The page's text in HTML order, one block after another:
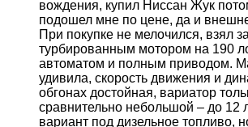
вождения, купил Ниссан Жук
подошел мне по цене, да и
При покупке не мелочился, взял
турбированным мотором на 190
автоматом и полным приводом.
удивила, скорость движения и
обгонах достойная, вариатор
сравнительно небольшой – до 12
вариант под дизельное топливо,